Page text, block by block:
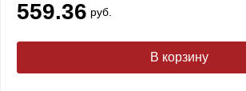
559.36 руб.
В корзину